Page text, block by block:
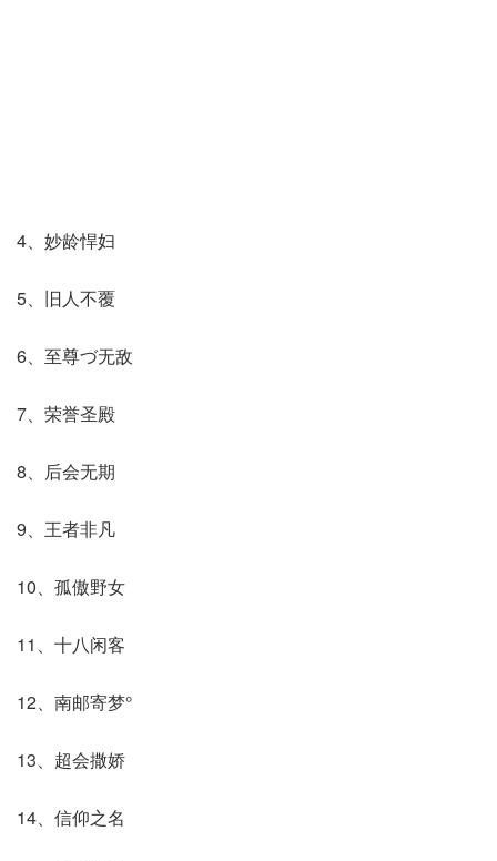
4、妙龄悍妇
5、旧人不覆
6、至尊づ无敌
7、荣誉圣殿
8、后会无期
9、王者非凡
10、孤傲野女
11、十八闲客
12、南邮寄梦°
13、超会撒娇
14、信仰之名